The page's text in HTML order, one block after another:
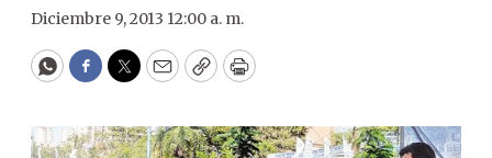
Diciembre 9, 2013 12:00 a. m.
WhatsApp
Facebook
Twitter
EmailCopyPrint